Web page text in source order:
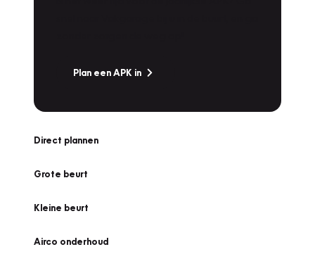
Plan een APK in
Direct plannen
Grote beurt
Kleine beurt
Airco onderhoud